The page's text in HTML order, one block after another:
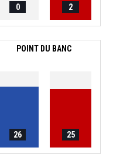
0 2
POINT DU BANC
26 25